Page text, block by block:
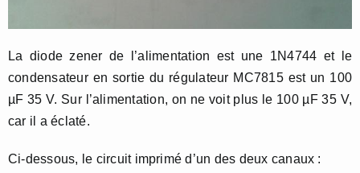
La diode zener de l’alimentation est une 1N4744 et le
condensateur en sortie du régulateur MC7815 est un 100
µF 35 V. Sur l’alimentation, on ne voit plus le 100 µF 35 V,
car il a éclaté.
Ci-dessous, le circuit imprimé d’un des deux canaux :